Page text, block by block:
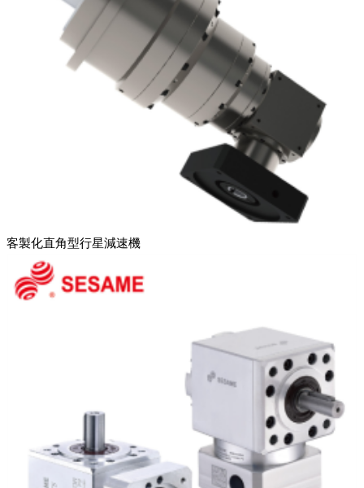
客製化直角型行星減速機